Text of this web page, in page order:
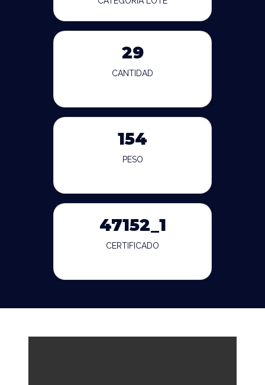
29
CANTIDAD
154
PESO
47152_1
CERTIFICADO